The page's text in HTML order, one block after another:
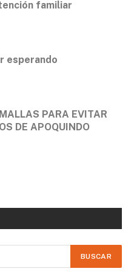
familiar
esperando
PARA EVITAR
DE APOQUINDO